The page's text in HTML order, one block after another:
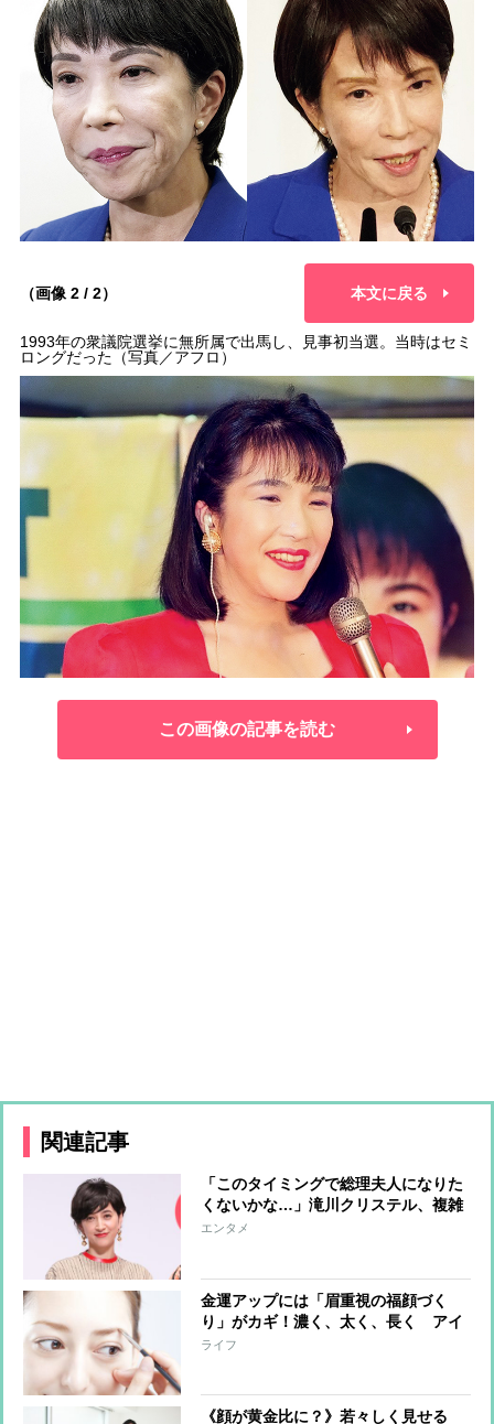
（画像 2 / 2） 本文に戻る
1993年の衆議院選挙に無所属で出馬し、見事初当選。当時はセミ
ロングだった（写真／アフロ）
この画像の記事を読む
関連記事
「このタイミングで総理夫人になりた
くないかな…」滝川クリステル、複雑
な胸中漏らしたか 小泉進次郎氏の総
エンタメ
金運アップには「眉重視の福顔づく
り」がカギ！濃く、太く、長く アイ
カラーはゴールド・グリーンを
ライフ
《顔が黄金比に？》若々しく見せる